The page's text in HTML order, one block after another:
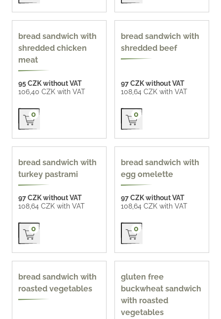
bread sandwich with
shredded chicken
meat
95 CZK without VAT
106,40 CZK with VAT
Přidat do košíku
0
bread sandwich with
shredded beef
97 CZK without VAT
108,64 CZK with VAT
Přidat do košíku
0
bread sandwich with
turkey pastrami
97 CZK without VAT
108,64 CZK with VAT
Přidat do košíku
0
bread sandwich with
egg omelette
97 CZK without VAT
108,64 CZK with VAT
Přidat do košíku
0
bread sandwich with
roasted vegetables
Gluten-free
gluten free
buckwheat sandwich
with roasted
vegetables